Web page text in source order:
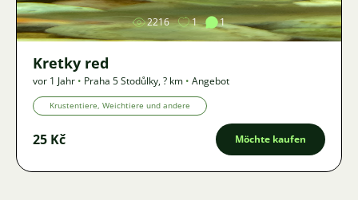
2216 1 1
Kretky red
vor 1 Jahr • Praha 5 Stodůlky,? km • Angebot
Krustentiere, Weichtiere und andere
25 Kč Möchte kaufen